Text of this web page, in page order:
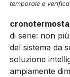
temporale e
di serie: non
del sistema da
soluzione
ampiamente